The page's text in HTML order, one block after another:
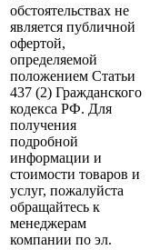
обстоятельствах не
является публичной
офертой,
определяемой
положением Статьи
437 (2) Гражданского
кодекса РФ. Для
получения
подробной
информации и
стоимости товаров и
услуг, пожалуйста
обращайтесь к
менеджерам
компании по эл.